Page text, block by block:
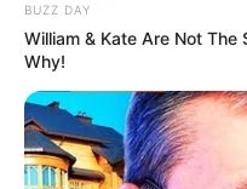
КАТЕГОРІЇ
Без рубрики
Гарячi
BUZZ DAY
William & Kate Are Not The
Why!